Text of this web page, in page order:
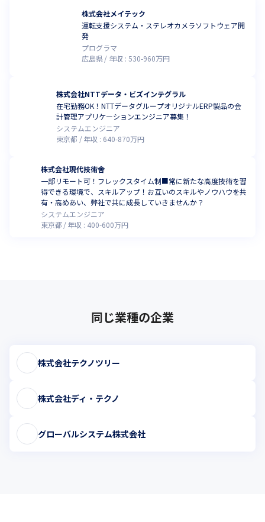
株式会社メイテック
運転支援システム・ステレオカメラソフトウェア開
発
プログラマ
広島県
年収 : 530-960万円
株式会社NTTデータ・ビズインテグラル
在宅勤務OK！NTTデータグループオリジナルERP製品の会
計管理アプリケーションエンジニア募集！
システムエンジニア
東京都
年収 : 640-870万円
株式会社現代技術舎
一部リモート可！フレックスタイム制■常に新たな高度技術を習
得できる環境で、スキルアップ！お互いのスキルやノウハウを共
有・高めあい、弊社で共に成長していきませんか？
システムエンジニア
東京都
年収 : 400-600万円
同じ業種の企業
株式会社テクノツリー
株式会社ディ・テクノ
グローバルシステム株式会社